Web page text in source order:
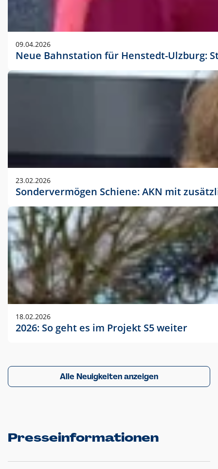
09.04.2026
Neue Bahnstation für Henstedt-Ulzburg:
23.02.2026
Sondervermögen Schiene: AKN mit
18.02.2026
2026: So geht es im Projekt S5 weiter
Alle Neuigkeiten anzeigen
Presseinformationen